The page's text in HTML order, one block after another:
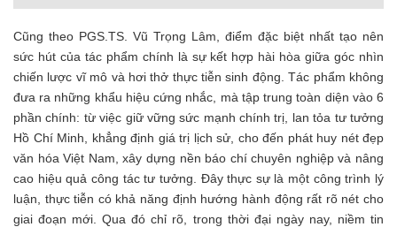
Cũng theo PGS.TS. Vũ Trọng Lâm, điểm đặc biệt nhất tạo nên
sức hút của tác phẩm chính là sự kết hợp hài hòa giữa góc nhìn
chiến lược vĩ mô và hơi thở thực tiễn sinh động. Tác phẩm không
đưa ra những khẩu hiệu cứng nhắc, mà tập trung toàn diện vào 6
phần chính: từ việc giữ vững sức mạnh chính trị, lan tỏa tư tưởng
Hồ Chí Minh, khẳng định giá trị lịch sử, cho đến phát huy nét đẹp
văn hóa Việt Nam, xây dựng nền báo chí chuyên nghiệp và nâng
cao hiệu quả công tác tư tưởng. Đây thực sự là một công trình lý
luận, thực tiễn có khả năng định hướng hành động rất rõ nét cho
giai đoạn mới. Qua đó chỉ rõ, trong thời đại ngày nay, niềm tin